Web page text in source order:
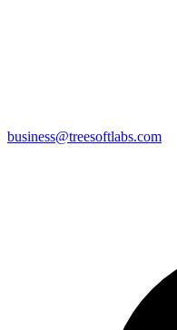
business@treesoftlabs.com